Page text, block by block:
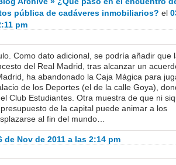
pública de cadáveres inmobiliarios? el
pm
Como dato adicional, se podría añadir que
del Real Madrid, tras alcanzar un
ha abandonado la Caja Mágica para
de los Deportes (el de la calle Goya),
Club Estudiantes. Otra muestra de que ni
de la capital puede animar a los
al fin del mundo…
de Nov de 2011 a las 2:14 pm